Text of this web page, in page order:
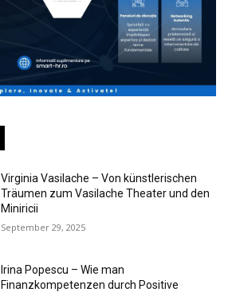
Virginia Vasilache – Von künstlerischen
Träumen zum Vasilache Theater und den
Miniricii
September 29, 2025
Irina Popescu – Wie man
Finanzkompetenzen durch Positive